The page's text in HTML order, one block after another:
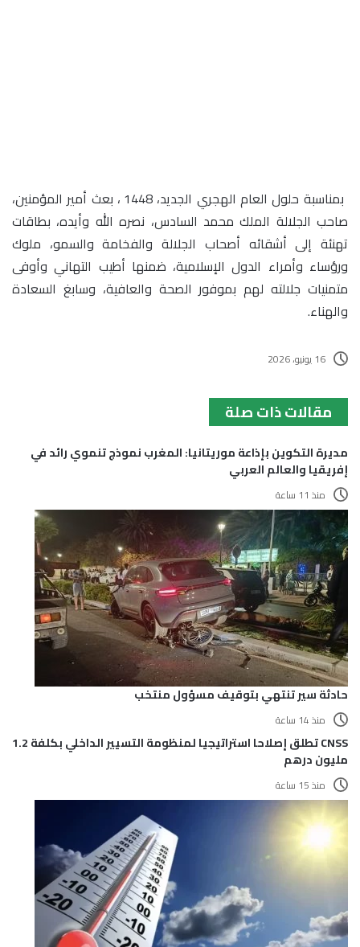
بمناسبة حلول العام الهجري الجديد، 1448 ، بعث أمير المؤمنين،
صاحب الجلالة الملك محمد السادس، نصره الله وأيده، بطاقات
تهنئة إلى أشقائه أصحاب الجلالة والفخامة والسمو، ملوك
ورؤساء وأمراء الدول الإسلامية، ضمنها أطيب التهاني وأوفى
متمنيات جلالته لهم بموفور الصحة والعافية، وسابغ السعادة
والهناء.
16 يونيو، 2026
مقالات ذات صلة
مديرة التكوين بإذاعة موريتانيا: المغرب نموذج تنموي رائد في
إفريقيا والعالم العربي
منذ 11 ساعة
حادثة سير تنتهي بتوقيف مسؤول منتخب
منذ 14 ساعة
CNSS تطلق إصلاحا استراتيجيا لمنظومة التسيير الداخلي بكلفة 1.2
مليون درهم
منذ 15 ساعة